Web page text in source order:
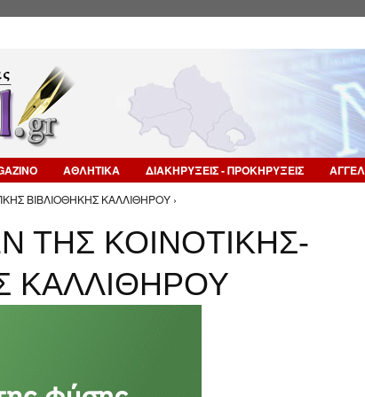
ΑΘΛΗΤΙΚΑ ΔΙΑΚΗΡΥΞΕΙΣ - ΠΡΟΚΗΡΥΞΕΙΣ
ΒΙΒΛΙΟΘΗΚΗΣ ΚΑΛΛΙΘΗΡΟΥ ›
ΤΗΣ ΚΟΙΝΟΤΙΚΗΣ-
ΚΑΛΛΙΘΗΡΟΥ